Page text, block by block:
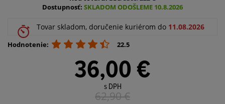
Dostupnosť: SKLADOM ODOŠLEME 10.8.2026
Tovar skladom, doručenie kuriérom do 11.08.2026
Hodnotenie: 22.5
36,00 €
s DPH
62,90€